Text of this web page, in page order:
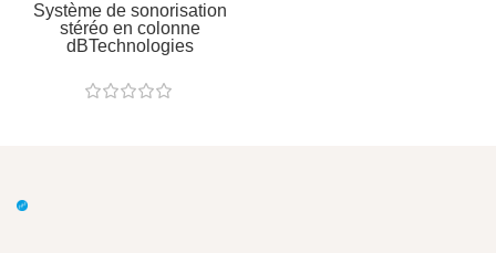
Système de sonorisation
stéréo en colonne
dBTechnologies